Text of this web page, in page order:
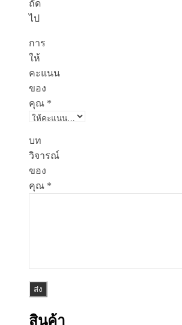
ถัด
ไป
การ
ให้
คะแนน
ของ
คุณ *
บท
วิจารณ์
ของ
คุณ *
สินค้า